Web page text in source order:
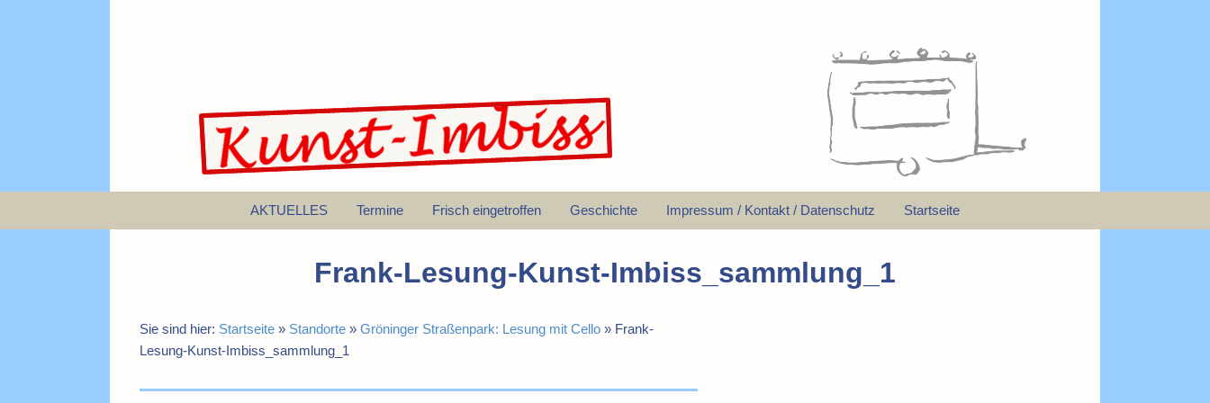
AKTUELLES Termine Frisch eingetroffen Geschichte Impressum / Kontakt / Datenschutz Startseite
Frank-Lesung-Kunst-Imbiss_sammlung_1
Sie sind hier: Startseite » Standorte » Gröninger Straßenpark: Lesung mit Cello » Frank-
Lesung-Kunst-Imbiss_sammlung_1